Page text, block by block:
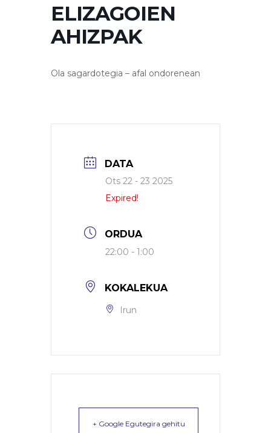
ELIZAGOIEN
AHIZPAK
Ola sagardotegia – afal ondorenean
DATA
Ots 22 - 23 2025
Expired!
ORDUA
22:00 - 1:00
KOKALEKUA
Irun
+ Google Egutegira gehitu